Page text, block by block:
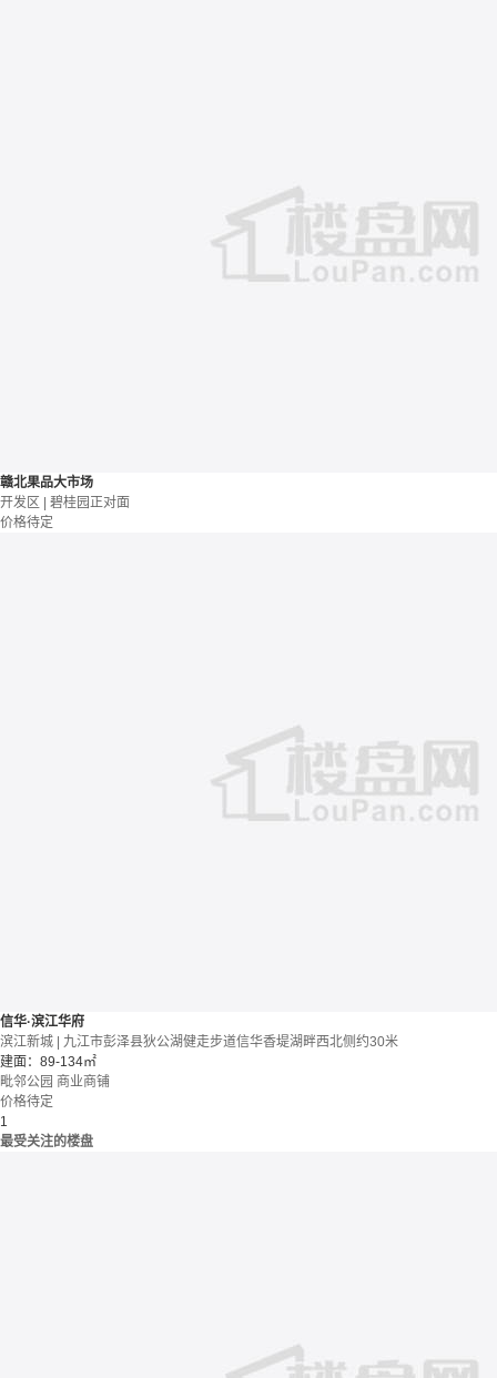
赣北果品大市场
开发区 | 碧桂园正对面
价格待定
信华·滨江华府
滨江新城 | 九江市彭泽县狄公湖健走步道信华香堤湖畔西北侧约30米
建面：89-134㎡
毗邻公园 商业商铺
价格待定
1
最受关注的楼盘